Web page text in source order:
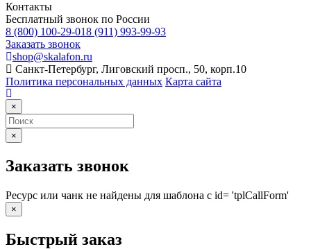
Контакты
Бесплатный звонок по России
8 (800) 100-29-018 (911) 993-99-93
Заказать звонок
shop@skalafon.ru
Санкт-Петербург, Лиговский просп., 50, корп.10
Политика персональных данных Карта сайта
×
×
Заказать звонок
Ресурс или чанк не найдены для шаблона с id= 'tplCallForm'
×
Быстрый заказ